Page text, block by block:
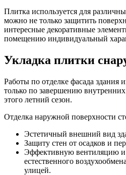
Плитка используется для
можно не только защитить
интересные декоративные
помещению индивидуальный
Укладка плитки
Работы по отделке фасада здания
только по завершению
этого летний сезон.
Отделка наружной поверхности
Эстетичный внешний вид
Защиту стен от осадков и
Эффективную вентиляцию и
естественного
улицей.